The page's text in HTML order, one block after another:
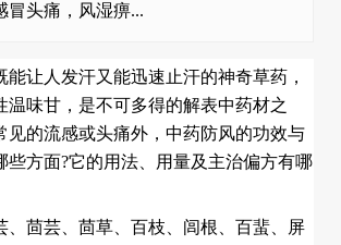
冒头痛，风湿痹...
让人发汗又能迅速止汗的神奇草药，
温味甘，是不可多得的解表中药材之
见的流感或头痛外，中药防风的功效与
些方面?它的用法、用量及主治偏方有哪
、茴芸、茴草、百枝、闾根、百蜚、屏